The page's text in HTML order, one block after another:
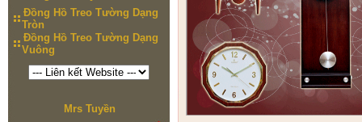
Đồng Hồ Treo Tường Dạng
Tròn
Đồng Hồ Treo Tường Dạng
Vuông
Mrs Tuyền